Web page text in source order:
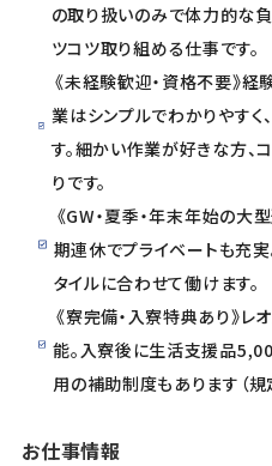
の取り扱いのみで体力的な
ツコツ取り組める仕事です。
《未経験歓迎・資格不要》経
業はシンプルでわかりやすく
す。細かい作業が好きな方
りです。
《GW・夏季・年末年始の
期連休でプライベートも充実
タイルに合わせて働けます。
《寮完備・入寮特典あり》レ
能。入寮後に生活支援品
用の補助制度もあります（規
お仕事情報